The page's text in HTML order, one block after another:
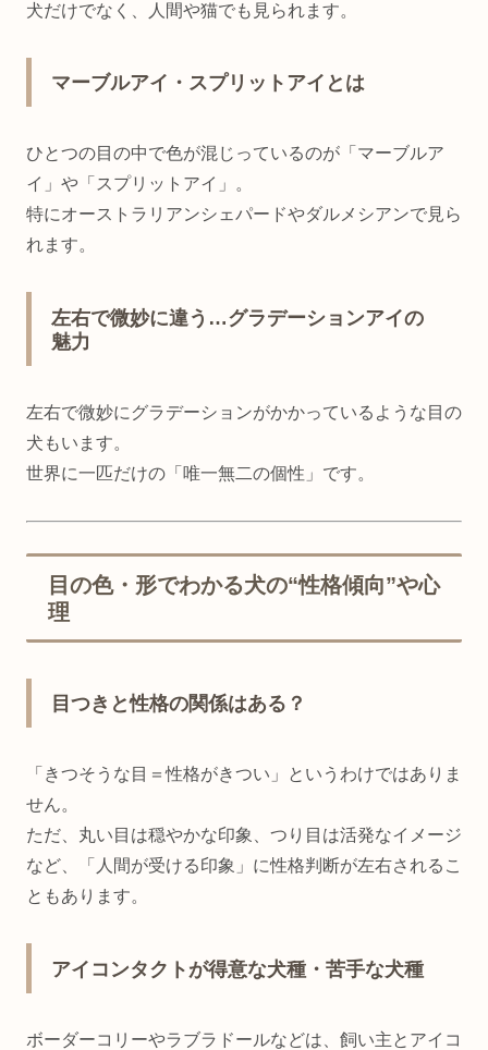
犬だけでなく、人間や猫でも見られます。
マーブルアイ・スプリットアイとは
ひとつの目の中で色が混じっているのが「マーブルア
イ」や「スプリットアイ」。
特にオーストラリアンシェパードやダルメシアンで見ら
れます。
左右で微妙に違う…グラデーションアイの
魅力
左右で微妙にグラデーションがかかっているような目の
犬もいます。
世界に一匹だけの「唯一無二の個性」です。
目の色・形でわかる犬の“性格傾向”や心
理
目つきと性格の関係はある？
「きつそうな目＝性格がきつい」というわけではありま
せん。
ただ、丸い目は穏やかな印象、つり目は活発なイメージ
など、「人間が受ける印象」に性格判断が左右されるこ
ともあります。
アイコンタクトが得意な犬種・苦手な犬種
ボーダーコリーやラブラドールなどは、飼い主とアイコ